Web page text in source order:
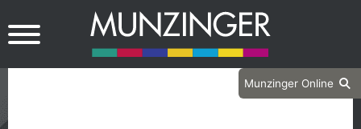
Munzinger Online